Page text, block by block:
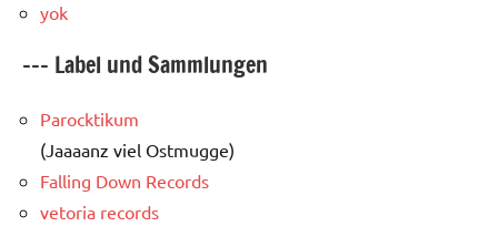
yok
--- Label und Sammlungen
Parocktikum
(Jaaaanz viel Ostmugge)
Falling Down Records
vetoria records